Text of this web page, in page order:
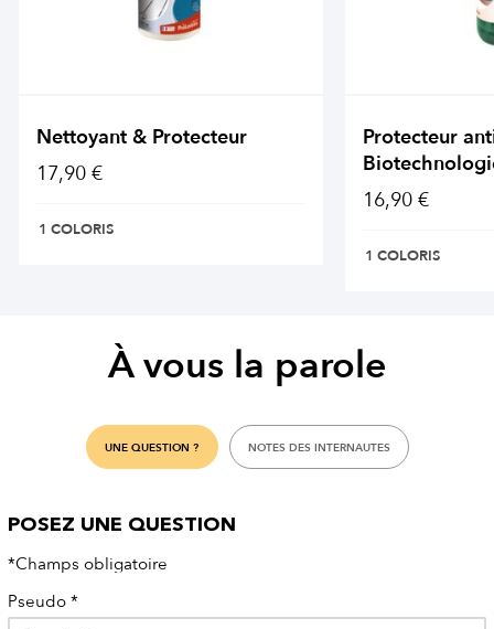
Nettoyant & Protecteur
17,90 €
1 COLORIS
Protecteur
16,90 €
1 COLORIS
À vous la parole
UNE QUESTION ? NOTES DES INTERNAUTES
POSEZ UNE QUESTION
*Champs obligatoire
Pseudo *